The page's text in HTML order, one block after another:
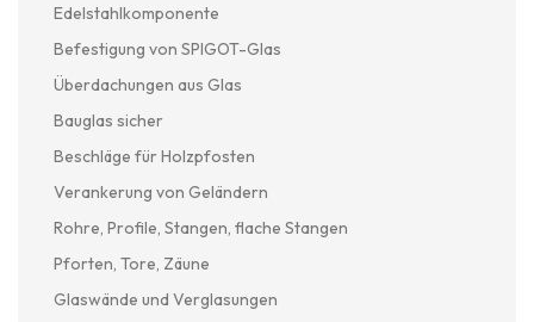
Edelstahlkomponente
Befestigung von SPIGOT-Glas
Überdachungen aus Glas
Bauglas sicher
Beschläge für Holzpfosten
Verankerung von Geländern
Rohre, Profile, Stangen, flache Stangen
Pforten, Tore, Zäune
Glaswände und Verglasungen